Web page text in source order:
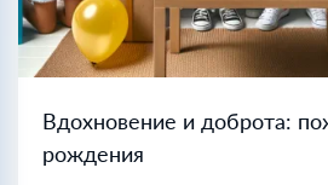
Вдохновение и доброта:
рождения